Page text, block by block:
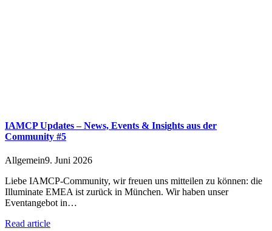
IAMCP Updates – News, Events & Insights aus der
Community #5
Allgemein9. Juni 2026
Liebe IAMCP-Community, wir freuen uns mitteilen zu können: die
Illuminate EMEA ist zurück in München. Wir haben unser
Eventangebot in…
Read article